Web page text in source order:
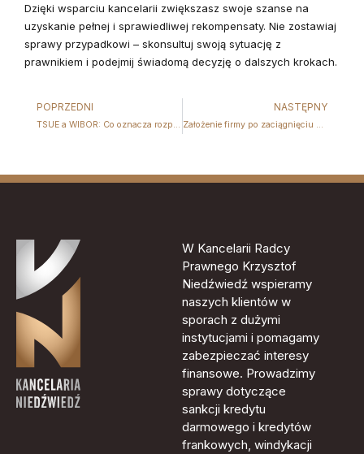
Dzięki wsparciu kancelarii zwiększasz swoje szanse na
uzyskanie pełnej i sprawiedliwej rekompensaty. Nie zostawiaj
sprawy przypadkowi – skonsultuj swoją sytuację z
prawnikiem i podejmij świadomą decyzję o dalszych krokach.
POPRZEDNI
TSUE a WIBOR: Co oznacza rozprawa z 11 czerwca dla kredytobiorców? Co wyrok TSUE w sprawie WIBOR może zmienić dla banków i konsumentów?
NASTĘPNY
Założenie firmy po zaciągnięciu kredytu frankowego – czy wciąż masz szansę unieważnić umowę
W Kancelarii Radcy
Prawnego Krzysztof
Niedźwiedź wspieramy
naszych klientów w
sporach z dużymi
instytucjami i pomagamy
zabezpieczać interesy
finansowe. Prowadzimy
sprawy dotyczące
sankcji kredytu
darmowego i kredytów
frankowych, windykacji